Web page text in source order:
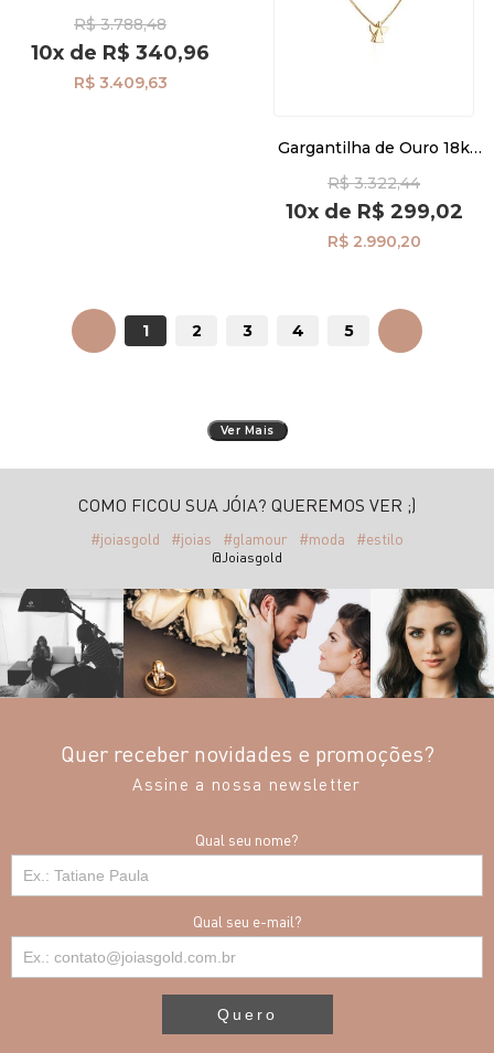
de 60cm ga07586
R$ 3.788,48
10x de R$ 340,96
R$ 3.409,63
Gargantilha de Ouro 18k
ga07542
R$ 3.322,44
10xde R$ 299,02
R$ 2.990,20
ANTERIOR 1 2 3 4 5PRÓXIMO
Ver Mais
COMO FICOU SUA JÓIA? QUEREMOS VER ;)
#joiasgold #joias #glamour #moda #estilo
@Joiasgold
Quer receber novidades e promoções?
Assine a nossa newsletter
Qual seu nome?
Qual seu e-mail?
Quero